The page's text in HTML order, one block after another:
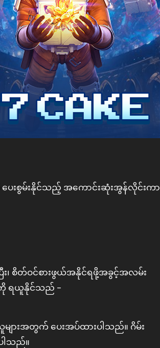
ပေးစွမ်းနိုင်သည့် အကောင်းဆုံးအွန်လိုင်းကာ
း၊ စိတ်ဝင်စားဖွယ်အနိုင်ရဖို့အခွင့်အလမ်း
းကို ရယူနိုင်သည် –
သူများအတွက် ပေးအပ်ထားပါသည်။ ဂိမ်း
ါသည်။